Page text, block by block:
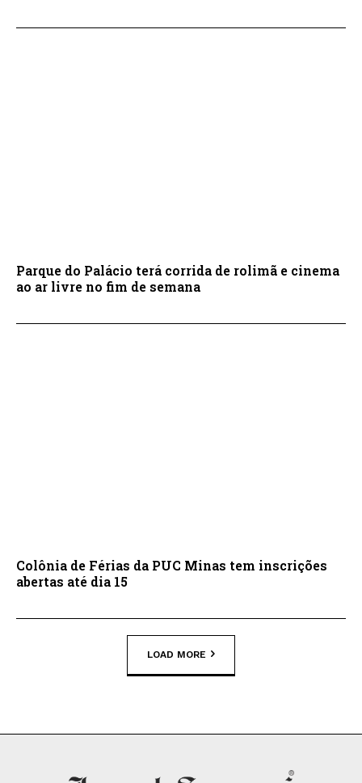
Parque do Palácio terá corrida de rolimã e cinema
ao ar livre no fim de semana
Colônia de Férias da PUC Minas tem inscrições
abertas até dia 15
LOAD MORE